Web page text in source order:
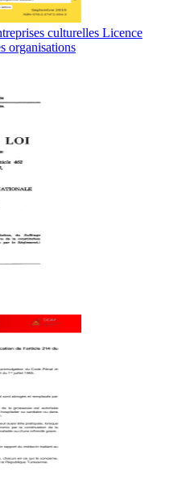
culturelles Licence
organisations